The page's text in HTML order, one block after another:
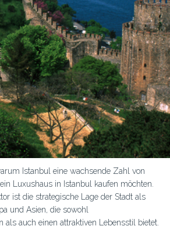
Istanbul eine wachsende Zahl von
Luxushaus in Istanbul kaufen möchten.
ist die strategische Lage der Stadt als
und Asien, die sowohl
als auch einen attraktiven Lebensstil bietet.